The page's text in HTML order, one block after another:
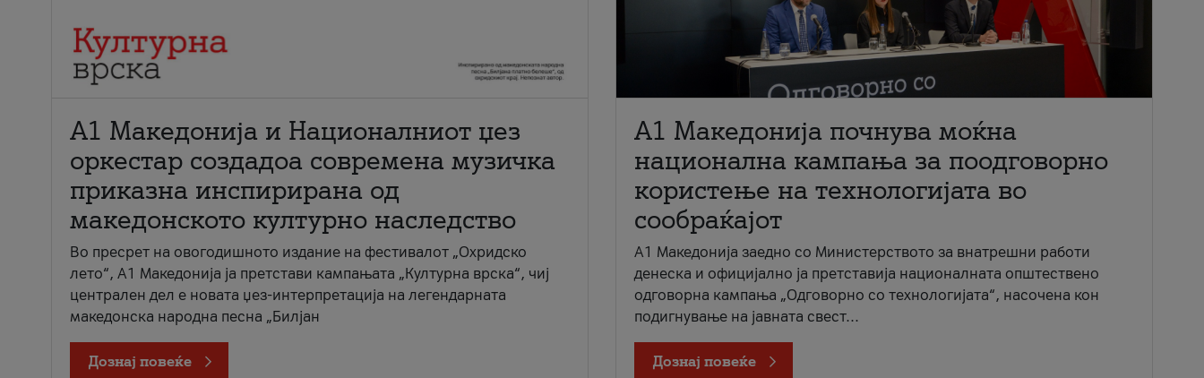
А1 Македонија и Националниот џез
оркестар создадоа современа музичка
приказна инспирирана од
македонското културно наследство
Во пресрет на овогодишното издание на фестивалот „Охридско
лето“, А1 Македонија ја претстави кампањата „Културна врска“, чиј
централен дел е новата џез-интерпретација на легендарната
македонска народна песна „Билјан
Дознај повеќе
A1 Македонија почнува моќна
национална кампања за поодговорно
користење на технологијата во
сообраќајот
A1 Македонија заедно со Министерството за внатрешни работи
денеска и официјално ја претставија националната општествено
одговорна кампања „Одговорно со технологијата“, насочена кон
подигнување на јавната свест...
Дознај повеќе